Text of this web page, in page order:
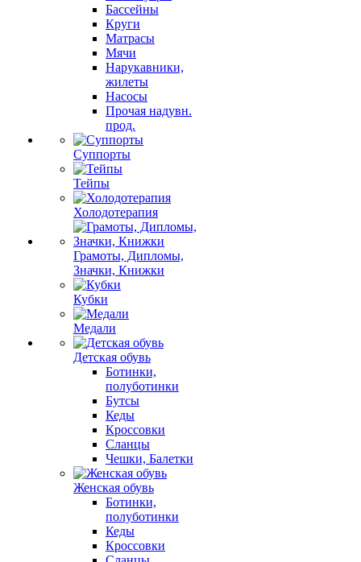
Бассейны
Круги
Матрасы
Мячи
Нарукавники,
жилеты
Насосы
Прочая надувн.
прод.
Суппорты
Тейпы
Холодотерапия
Грамоты, Дипломы,
Значки, Книжки
Кубки
Медали
Детская обувь
Ботинки,
полуботинки
Бутсы
Кеды
Кроссовки
Сланцы
Чешки, Балетки
Женская обувь
Ботинки,
полуботинки
Кеды
Кроссовки